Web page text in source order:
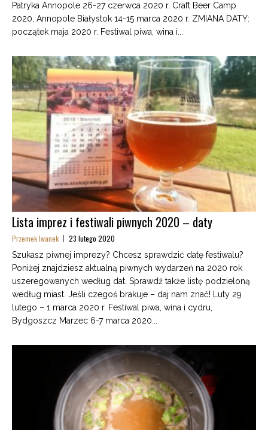
Patryka Annopole 26-27 czerwca 2020 r. Craft Beer Camp
2020, Annopole Białystok 14-15 marca 2020 r. ZMIANA DATY:
początek maja 2020 r. Festiwal piwa, wina i...
Lista imprez i festiwali piwnych 2020 – daty
Przemek Iwanek 23 lutego 2020
Szukasz piwnej imprezy? Chcesz sprawdzić datę festiwalu?
Poniżej znajdziesz aktualną piwnych wydarzeń na 2020 rok
uszeregowanych według dat. Sprawdź także listę podzieloną
według miast. Jeśli czegoś brakuje – daj nam znać! Luty 29
lutego – 1 marca 2020 r. Festiwal piwa, wina i cydru,
Bydgoszcz Marzec 6-7 marca 2020...